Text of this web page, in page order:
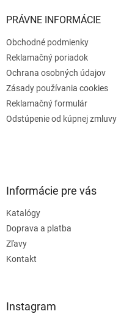
PRÁVNE INFORMÁCIE
Obchodné podmienky
Reklamačný poriadok
Ochrana osobných údajov
Zásady používania cookies
Reklamačný formulár
Odstúpenie od kúpnej zmluvy
Informácie pre vás
Katalógy
Doprava a platba
Zľavy
Kontakt
Instagram